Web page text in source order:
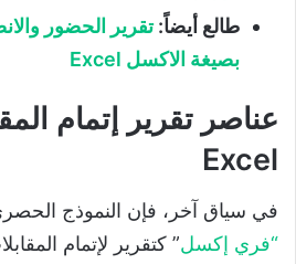
طالع أيضاً:تقرير الحضور
بصيغة الاكسل Excel
عناصر تقرير إتمام
Excel
في سياق آخر، فإن النموذج
“فري إكسل” كتقرير لإتمام